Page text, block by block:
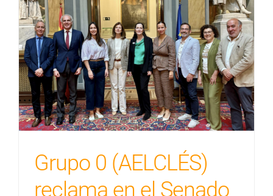
Grupo 0 (AELCLÉS)
reclama en el Senado